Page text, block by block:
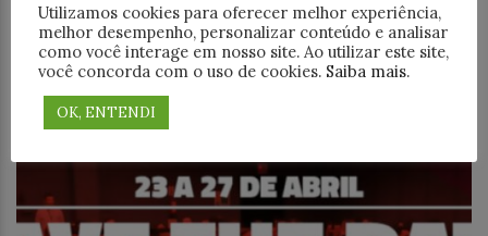
Utilizamos cookies para oferecer melhor experiência,
melhor desempenho, personalizar conteúdo e analisar
como você interage em nosso site. Ao utilizar este site,
você concorda com o uso de cookies. Saiba mais.
OK, ENTENDI